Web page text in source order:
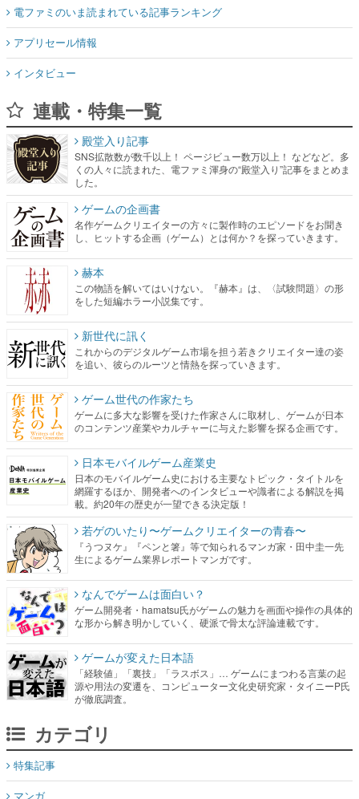
インタビュー
連載・特集一覧
くの人々に読まれた、電ファミ渾身の“殿堂入り”記事をまとめま
した。
ゲームの企画書
名作ゲームクリエイターの方々に製作時のエピソードをお聞き
し、ヒットする企画（ゲーム）とは何か？を探っていきます。
赫本
この物語を解いてはいけない。『赫本』は、〈試験問題〉の形
をした短編ホラー小説集です。
新世代に訊く
これからのデジタルゲーム市場を担う若きクリエイター達の姿
を追い、彼らのルーツと情熱を探っていきます。
ゲーム世代の作家たち
ゲームに多大な影響を受けた作家さんに取材し、ゲームが日本
のコンテンツ産業やカルチャーに与えた影響を探る企画です。
日本モバイルゲーム産業史
日本のモバイルゲーム史における主要なトピック・タイトルを
網羅するほか、開発者へのインタビューや識者による解説を掲
若ゲのいたり〜ゲームクリエイターの青春〜
『うつヌケ』『ペンと箸』等で知られるマンガ家・田中圭一先
生によるゲーム業界レポートマンガです。
なんでゲームは面白い？
ゲーム開発者・hamatsu氏がゲームの魅力を画面や操作の具体的
な形から解き明かしていく、硬派で骨太な評論連載です。
ゲームが変えた日本語
「経験値」「裏技」「ラスボス」… ゲームにまつわる言葉の起
源や用法の変遷を、コンピューター文化史研究家・タイニーP氏
カテゴリ
マンガ
女性向け